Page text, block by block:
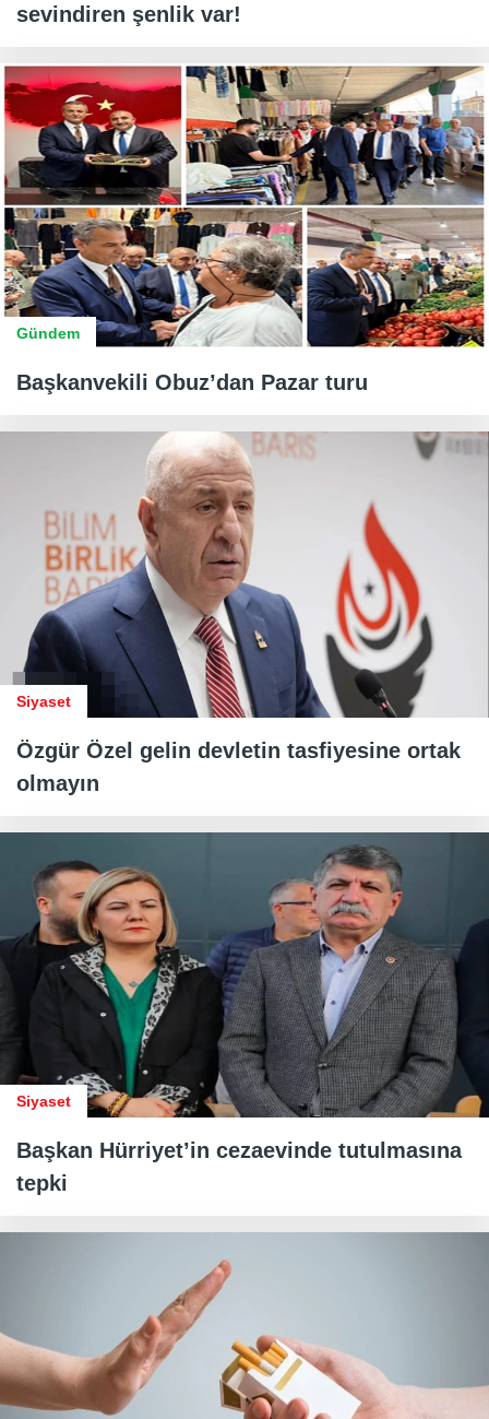
sevindiren şenlik var!
Gündem
Başkanvekili Obuz’dan Pazar turu
Siyaset
Özgür Özel gelin devletin tasfiyesine ortak
olmayın
Siyaset
Başkan Hürriyet’in cezaevinde tutulmasına
tepki